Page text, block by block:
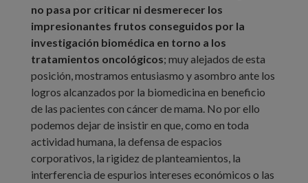
no pasa por criticar ni desmerecer los
impresionantes frutos conseguidos por la
investigación biomédica en torno a los
tratamientos oncológicos; muy alejados de esta
posición, mostramos entusiasmo y asombro ante los
logros alcanzados por la biomedicina en beneficio
de las pacientes con cáncer de mama. No por ello
podemos dejar de insistir en que, como en toda
actividad humana, la defensa de espacios
corporativos, la rigidez de planteamientos, la
interferencia de espurios intereses económicos o las